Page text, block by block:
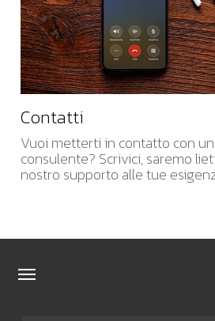
Contatti
Vuoi metterti in contatto con
consulente? Scrivici, saremo
nostro supporto alle tue